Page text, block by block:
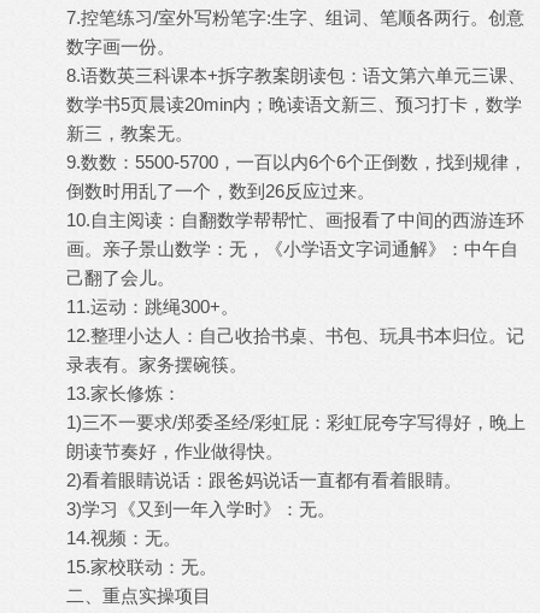
7.控笔练习/室外写粉笔字:生字、组词、笔顺各两行。创意
数字画一份。
8.语数英三科课本+拆字教案朗读包：语文第六单元三课、
数学书5页晨读20min内；晚读语文新三、预习打卡，数学
新三，教案无。
9.数数：5500-5700，一百以内6个6个正倒数，找到规律，
倒数时用乱了一个，数到26反应过来。
10.自主阅读：自翻数学帮帮忙、画报看了中间的西游连环
画。亲子景山数学：无，《小学语文字词通解》：中午自
己翻了会儿。
11.运动：跳绳300+。
12.整理小达人：自己收拾书桌、书包、玩具书本归位。记
录表有。家务摆碗筷。
13.家长修炼：
1)三不一要求/郑委圣经/彩虹屁：彩虹屁夸字写得好，晚上
朗读节奏好，作业做得快。
2)看着眼睛说话：跟爸妈说话一直都有看着眼睛。
3)学习《又到一年入学时》：无。
14.视频：无。
15.家校联动：无。
二、重点实操项目